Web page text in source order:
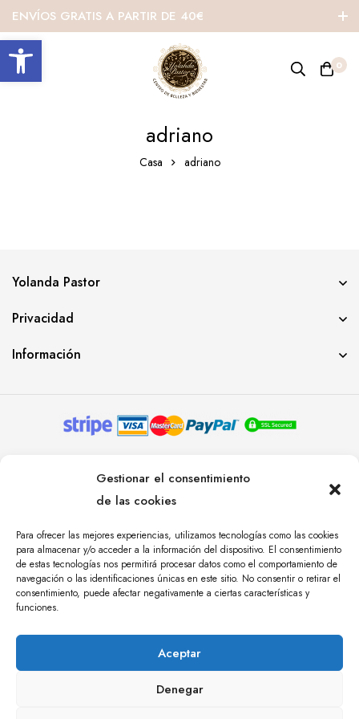
Abrir barra de herramientas
Gestionar el consentimiento
de las cookies
Para ofrecer las mejores experiencias, utilizamos tecnologías como las cookies
para almacenar y/o acceder a la información del dispositivo. El consentimiento
de estas tecnologías nos permitirá procesar datos como el comportamiento de
navegación o las identificaciones únicas en este sitio. No consentir o retirar el
consentimiento, puede afectar negativamente a ciertas características y
funciones.
Aceptar
Denegar
ENVÍOS GRATIS A PARTIR DE 40€
0
adriano
Casa adriano
Yolanda Pastor
Privacidad
Información
RESERVADOS. AGENCIA DE COMUNICACIÓN
ÁNGULO TRES.